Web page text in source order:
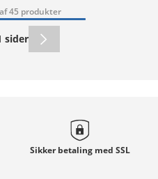
45 produkter
sider
Sikker betaling med SSL